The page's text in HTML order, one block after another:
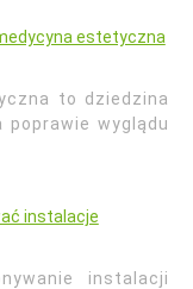
estetyczna
to dziedzina
wyglądu
instalacje
instalacji